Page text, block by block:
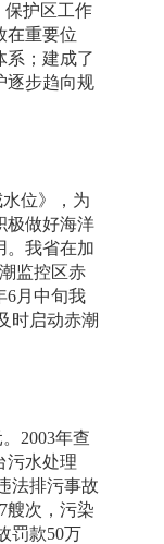
保护区工作
在重要位
系；建成了
逐步趋向规
位》，为
极做好海洋
。我省在加
监控区赤
6月中旬我
时启动赤潮
2003年查
污水处理
法排污事故
艘次，污染
罚款50万